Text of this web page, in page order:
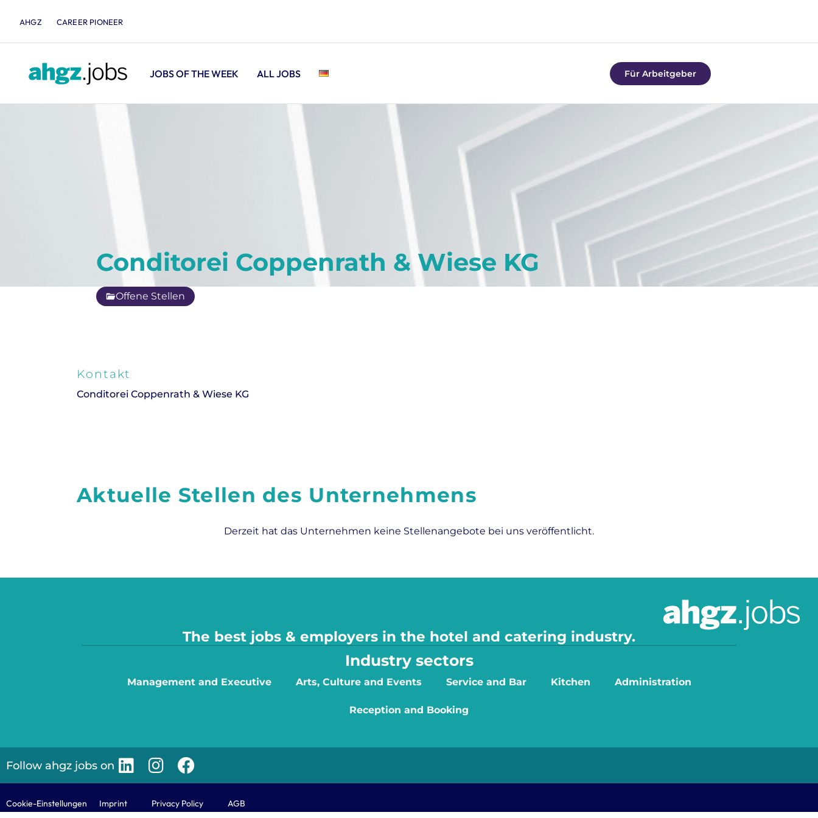
AHGZ CAREER PIONEER
JOBS OF THE WEEK ALL JOBS Für Arbeitgeber
Conditorei Coppenrath & Wiese KG
Offene Stellen
Kontakt
Conditorei Coppenrath & Wiese KG
Aktuelle Stellen des Unternehmens
Derzeit hat das Unternehmen keine Stellenangebote bei uns veröffentlicht.
The best jobs & employers in the hotel and catering industry.
Industry sectors
Management and Executive Arts, Culture and Events Service and Bar Kitchen Administration
Reception and Booking
Follow ahgz jobs on
Cookie-Einstellungen Imprint Privacy Policy AGB